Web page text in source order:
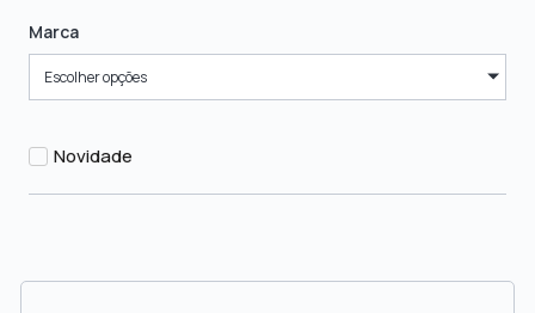
Marca
Escolher opções
Novidade